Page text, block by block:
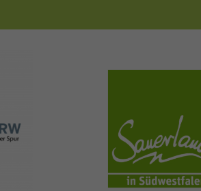
sauerland.com